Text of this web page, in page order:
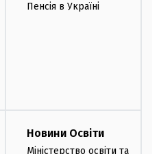
Пенсія в Україні
Новини Освіти
Міністерство освіти та